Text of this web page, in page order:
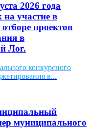
2026 года
на участие в
проектов
в
Лог.
конкурсного
в...
муниципального